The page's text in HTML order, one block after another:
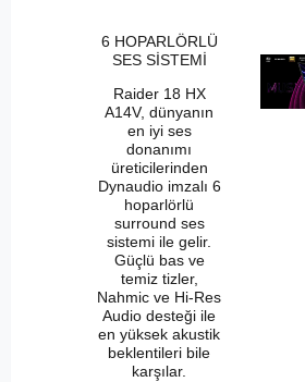
6 HOPARLÖRLÜ
SES SİSTEMİ
Raider 18 HX
A14V, dünyanın
en iyi ses
donanımı
üreticilerinden
Dynaudio imzalı 6
hoparlörlü
surround ses
sistemi ile gelir.
Güçlü bas ve
temiz tizler,
Nahmic ve Hi-Res
Audio desteği ile
en yüksek akustik
beklentileri bile
karşılar.